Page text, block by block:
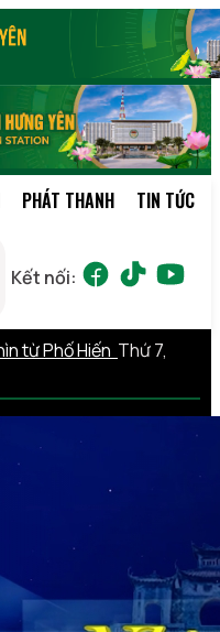
PHÁT THANH TIN TỨC
Kết nối:
từ Phố Hiến Thứ 7,